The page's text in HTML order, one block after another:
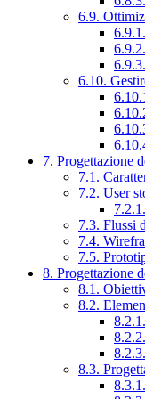
6.9.
6.10.
7. Progettazione
7.1.
7.2. User
7.3. Flussi
7.4.
7.5.
8. Progettazione
8.1.
8.2.
8.3.